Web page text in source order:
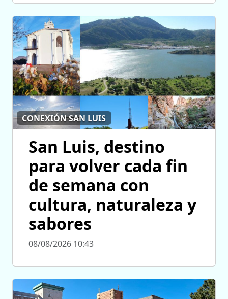
CONEXIÓN SAN LUIS
San Luis, destino
para volver cada fin
de semana con
cultura, naturaleza y
sabores
08/08/2026 10:43